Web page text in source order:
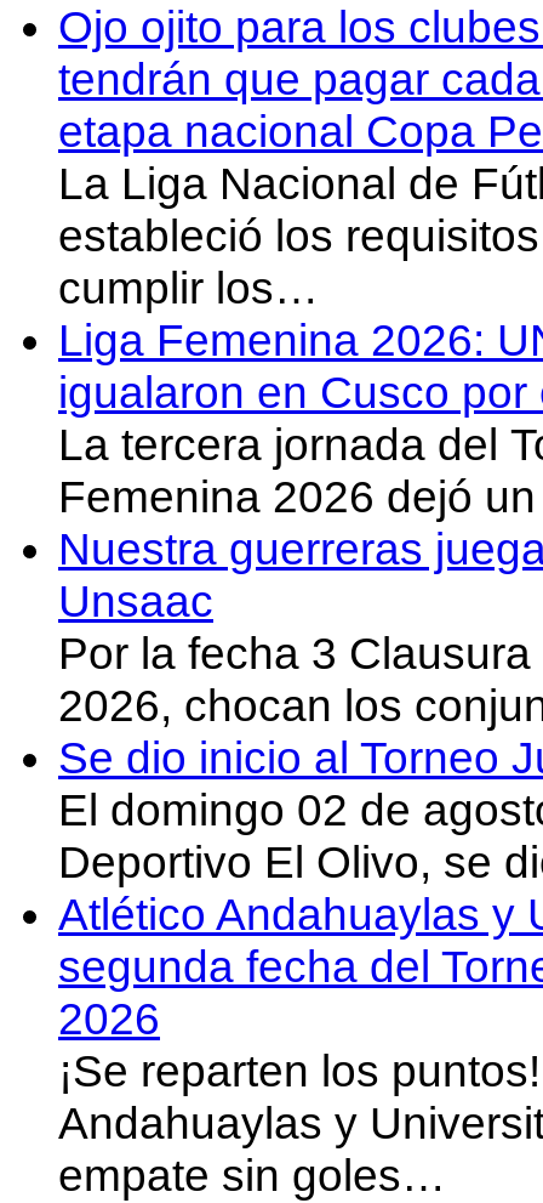
Ojo ojito para los
tendrán que pagar
etapa nacional Copa
La Liga Nacional de
estableció los
cumplir los…
Liga Femenina 2026:
igualaron en Cusco
La tercera jornada del
Femenina 2026 dejó
Nuestra guerreras
Unsaac
Por la fecha 3
2026, chocan los
Se dio inicio al Torneo
El domingo 02 de
Deportivo El Olivo, se
Atlético Andahuaylas y
segunda fecha del
2026
¡Se reparten los
Andahuaylas y
empate sin goles…